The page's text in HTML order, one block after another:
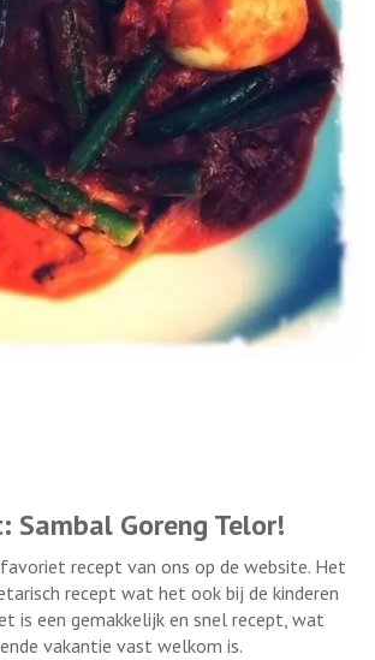
Sambal Goreng Telor!
favoriet recept van ons op de website. Het
recept wat het ook bij de kinderen
is een gemakkelijk en snel recept, wat
vakantie vast welkom is.